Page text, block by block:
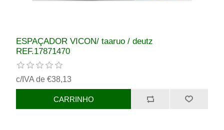
ESPAÇADOR VICON/ taaruo / deutz
REF.17871470
c/IVA de €38,13